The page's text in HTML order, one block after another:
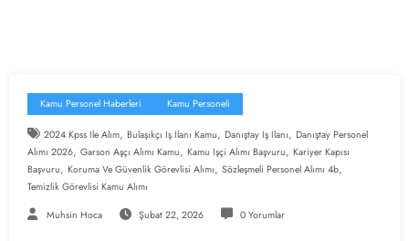
Kamu Personel Haberleri Kamu Personeli
2024 Kpss Ile Alım, Bulaşıkçı Iş Ilanı Kamu, Danıştay Iş Ilanı, Danıştay Personel
Alımı 2026, Garson Aşçı Alımı Kamu, Kamu Işçi Alımı Başvuru, Kariyer Kapısı
Başvuru, Koruma Ve Güvenlik Görevlisi Alımı, Sözleşmeli Personel Alımı 4b,
Temizlik Görevlisi Kamu Alımı
Muhsin Hoca Şubat 22, 2026 0 Yorumlar